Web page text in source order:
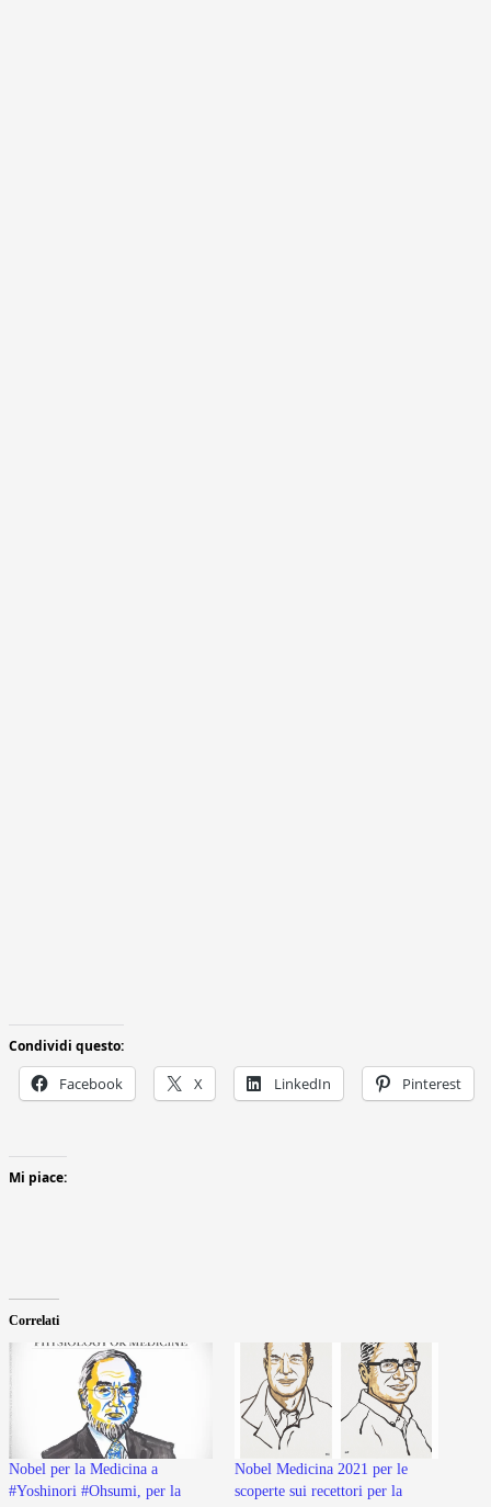
Condividi questo:
Facebook X LinkedIn Pinterest
Mi piace:
Correlati
Nobel per la Medicina a
#Yoshinori #Ohsumi, per la
Nobel Medicina 2021 per le
scoperte sui recettori per la